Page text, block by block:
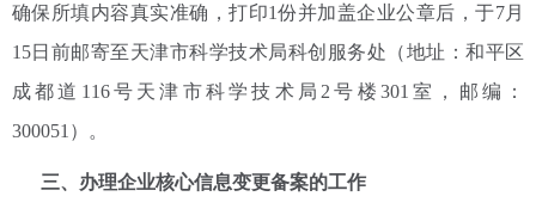
确保所填内容真实准确，打印1份并加盖企业公章后，于7月
15日前邮寄至天津市科学技术局科创服务处（地址：和平区
成都道116号天津市科学技术局2号楼301室，邮编：
300051）。
三、办理企业核心信息变更备案的工作